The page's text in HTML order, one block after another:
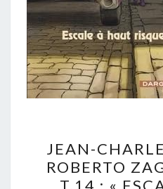
JEAN-
ROBERTO
T.14 : «